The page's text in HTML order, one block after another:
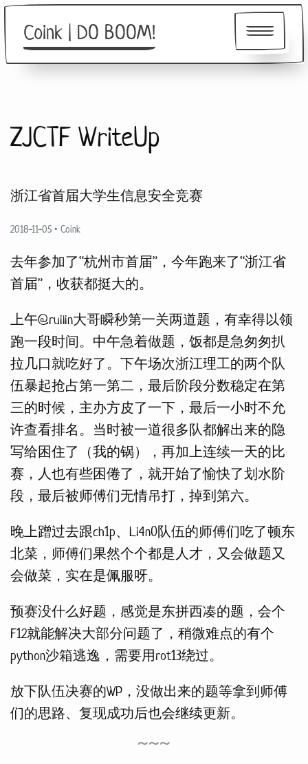
Coink | DO BOOM!
Friends
ZJCTF WriteUp
浙江省首届大学生信息安全竞赛
2018-11-05 • Coink
去年参加了“杭州市首届”，今年跑来了“浙江省
首届”，收获都挺大的。
上午@ruilin大哥瞬秒第一关两道题，有幸得以领
跑一段时间。中午急着做题，饭都是急匆匆扒
拉几口就吃好了。下午场次浙江理工的两个队
伍暴起抢占第一第二，最后阶段分数稳定在第
三的时候，主办方皮了一下，最后一小时不允
许查看排名。当时被一道很多队都解出来的隐
写给困住了（我的锅），再加上连续一天的比
赛，人也有些困倦了，就开始了愉快了划水阶
段，最后被师傅们无情吊打，掉到第六。
晚上蹭过去跟ch1p、Li4n0队伍的师傅们吃了顿东
北菜，师傅们果然个个都是人才，又会做题又
会做菜，实在是佩服呀。
预赛没什么好题，感觉是东拼西凑的题，会个
F12就能解决大部分问题了，稍微难点的有个
python沙箱逃逸，需要用rot13绕过。
放下队伍决赛的WP，没做出来的题等拿到师傅
们的思路、复现成功后也会继续更新。